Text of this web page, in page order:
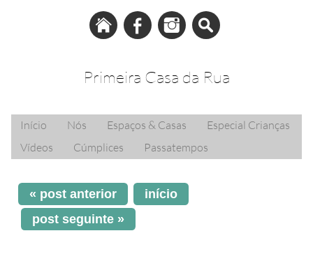
Primeira Casa da Rua
Início Nós Espaços & Casas
Especial Crianças
Vídeos
Cúmplices Passatempos
« post anterior
início
post seguinte »